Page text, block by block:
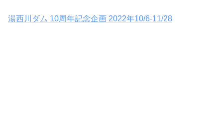
湯西川ダム 10周年記念企画 2022年10/6-11/28